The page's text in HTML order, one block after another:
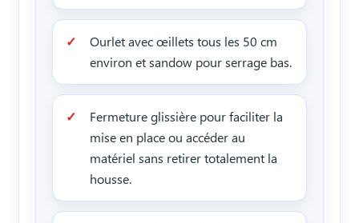
Ourlet avec œillets tous les 50 cm
environ et sandow pour serrage bas.
Fermeture glissière pour faciliter la
mise en place ou accéder au
matériel sans retirer totalement la
housse.